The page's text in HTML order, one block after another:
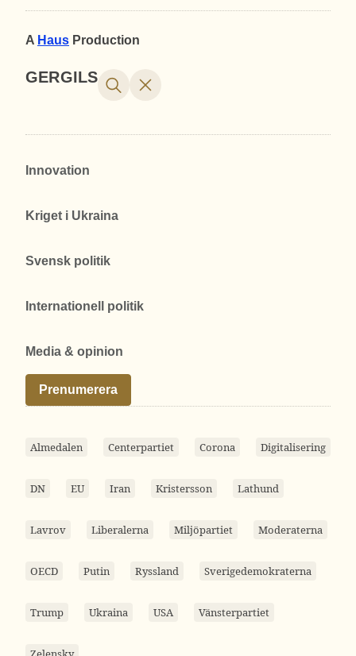
A Haus Production
GERGILS
Innovation
Kriget i Ukraina
Svensk politik
Internationell politik
Media & opinion
Prenumerera
Almedalen Centerpartiet Corona Digitalisering
DN EU Iran Kristersson Lathund
Lavrov Liberalerna Miljöpartiet Moderaterna
OECD Putin Ryssland Sverigedemokraterna
Trump Ukraina USA Vänsterpartiet